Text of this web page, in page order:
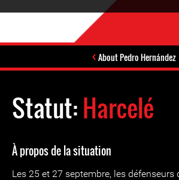
About Pedro Hernández
Statut:Harcelé
À propos de la situation
Les 25 et 27 septembre, les défenseurs